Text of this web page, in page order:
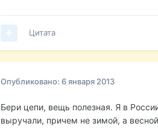
Цитата
Опубликовано: 6 января 2013
Бери цепи, вещь полезная. Я в
выручали, причем не зимой, а